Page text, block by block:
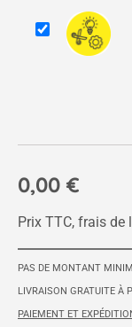
0,00 €
Prix TTC, frais de
PAS DE MONTANT
LIVRAISON GRATUITE À
PAIEMENT ET